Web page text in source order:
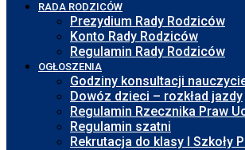
RADA RODZICÓW
Prezydium Rady Rodziców
Konto Rady Rodziców
Regulamin Rady Rodziców
OGŁOSZENIA
Godziny konsultacji
Dowóz dzieci – rozkład jazdy
Regulamin Rzecznika Praw
Regulamin szatni
Rekrutacja do klasy I Szkoły